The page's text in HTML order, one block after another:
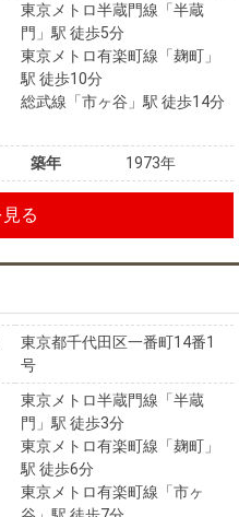
東京メトロ半蔵門線「半蔵
門」駅 徒歩5分
東京メトロ有楽町線「麹町」
駅 徒歩10分
総武線「市ヶ谷」駅 徒歩14分
築年 1973年
る
東京都千代田区一番町14番1
号
東京メトロ半蔵門線「半蔵
門」駅 徒歩3分
東京メトロ有楽町線「麹町」
駅 徒歩6分
東京メトロ有楽町線「市ヶ